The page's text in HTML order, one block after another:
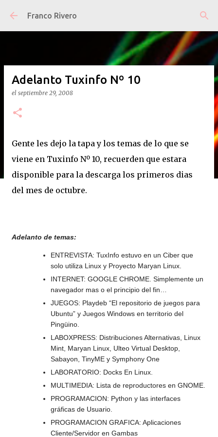
Ir al contenido principal
Franco Rivero
Adelanto Tuxinfo Nº 10
el septiembre 29, 2008
Gente les dejo la tapa y los temas de lo que se
viene en Tuxinfo Nº 10, recuerden que estara
disponible para la descarga los primeros dias
del mes de octubre.
Adelanto de temas:
ENTREVISTA: TuxInfo estuvo en un Ciber que
solo utiliza Linux y Proyecto Maryan Linux.
INTERNET: GOOGLE CHROME. Simplemente un
navegador mas o el principio del fin…
JUEGOS: Playdeb “El repositorio de juegos para
Ubuntu” y Juegos Windows en territorio del
Pingüino.
LABOXPRESS: Distribuciones Alternativas, Linux
Mint, Maryan Linux, Ulteo Virtual Desktop,
Sabayon, TinyME y Symphony One
LABORATORIO: Docks En Linux.
MULTIMEDIA: Lista de reproductores en GNOME.
PROGRAMACION: Python y las interfaces
gráficas de Usuario.
PROGRAMACION GRAFICA: Aplicaciones
Cliente/Servidor en Gambas